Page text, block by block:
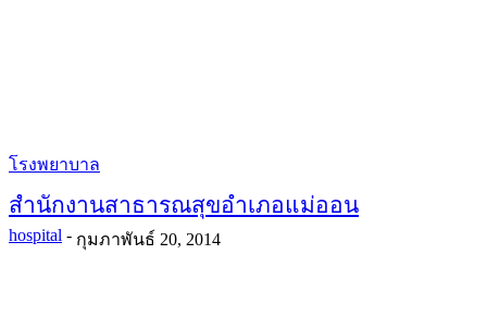
โรงพยาบาล
สำนักงานสาธารณสุขอำเภอแม่ออน
hospital - กุมภาพันธ์ 20, 2014